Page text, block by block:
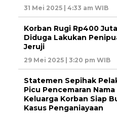
31 Mei 2025 | 4:33 am WIB
Korban Rugi Rp400
Diduga Lakukan
Jeruji
29 Mei 2025 | 3:20 pm WIB
Statemen Sepihak
Picu Pencemaran Nama
Keluarga Korban Siap
Kasus Penganiayaan